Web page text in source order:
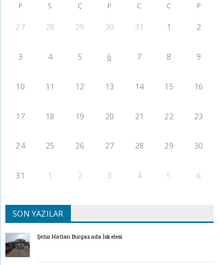
P S Ç P C C P
27 28 29 30 31 1 2
3 4 5 6 7 8 9
10 11 12 13 14 15 16
17 18 19 20 21 22 23
24 25 26 27 28 29 30
31 1 2 3 4 5 6
SON YAZILAR
Şehir Hatları Burgazada İskelesi